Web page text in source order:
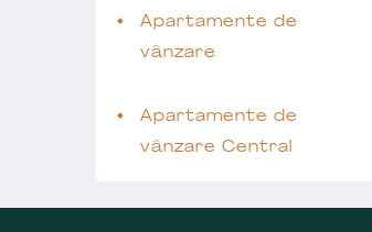
Apartamente de
vânzare
Apartamente de
vânzare Central